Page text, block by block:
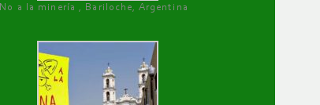
No a la minería , Bariloche, Argentina